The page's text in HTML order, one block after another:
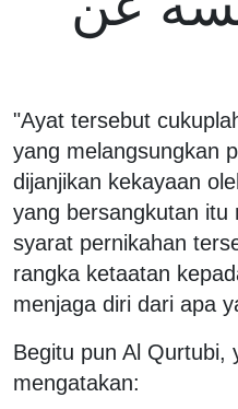
"Ayat tersebut
yang melangsungkan
dijanjikan kekayaan
yang bersangkutan itu
syarat pernikahan
rangka ketaatan
menjaga diri dari apa
Begitu pun Al Qurtubi,
mengatakan: